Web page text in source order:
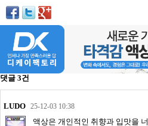
트레이드
판매
구매
나눔
즐겨찾기
댓글 3건
LUDO 25-12-03 10:38
액상은 개인적인 취향과 입맛을